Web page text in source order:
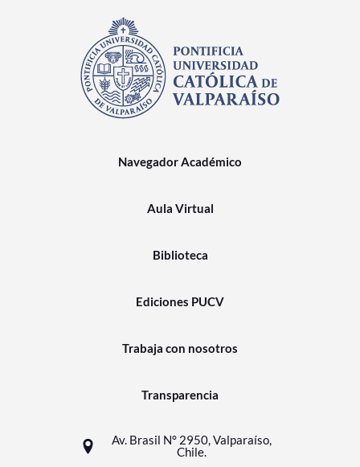
Navegador Académico
Aula Virtual
Biblioteca
Ediciones PUCV
Trabaja con nosotros
Transparencia
Av. Brasil N° 2950, Valparaíso,
Chile.